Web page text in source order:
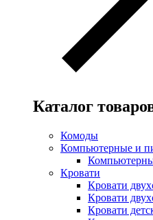
Каталог
Комоды
Компьютерные и
Кровати
Кровати
Кровати
Кровати